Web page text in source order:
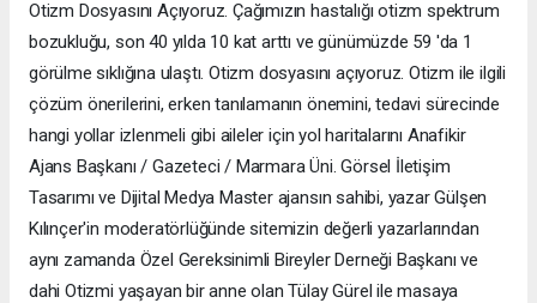
Otizm Dosyasını Açıyoruz. Çağımızın hastalığı otizm spektrum
bozukluğu, son 40 yılda 10 kat arttı ve günümüzde 59 'da 1
görülme sıklığına ulaştı. Otizm dosyasını açıyoruz. Otizm ile ilgili
çözüm önerilerini, erken tanılamanın önemini, tedavi sürecinde
hangi yollar izlenmeli gibi aileler için yol haritalarını Anafikir
Ajans Başkanı / Gazeteci / Marmara Üni. Görsel İletişim
Tasarımı ve Dijital Medya Master ajansın sahibi, yazar Gülşen
Kılınçer'in moderatörlüğünde sitemizin değerli yazarlarından
aynı zamanda Özel Gereksinimli Bireyler Derneği Başkanı ve
dahi Otizmi yaşayan bir anne olan Tülay Gürel ile masaya